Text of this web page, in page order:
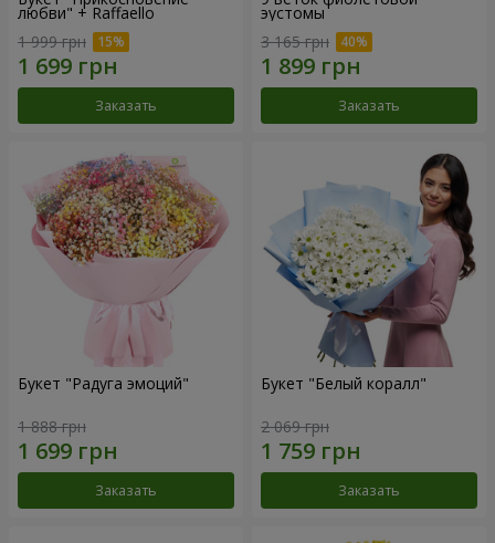
любви" + Raffaello
1 999 грн
Заказать
эустомы
3 165 грн
Заказать
Букет "Радуга эмоций"
1 888 грн
Заказать
Букет "Белый коралл"
2 069 грн
Заказать